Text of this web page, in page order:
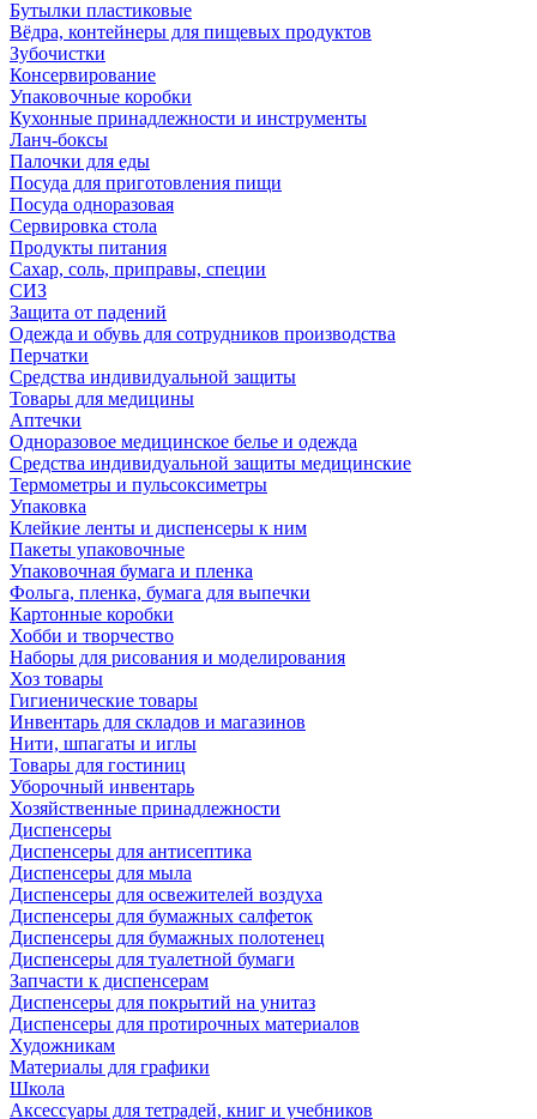
Бутылки пластиковые
Вёдра, контейнеры для пищевых продуктов
Зубочистки
Консервирование
Упаковочные коробки
Кухонные принадлежности и инструменты
Ланч-боксы
Палочки для еды
Посуда для приготовления пищи
Посуда одноразовая
Сервировка стола
Продукты питания
Сахар, соль, приправы, специи
СИЗ
Защита от падений
Одежда и обувь для сотрудников производства
Перчатки
Средства индивидуальной защиты
Товары для медицины
Аптечки
Одноразовое медицинское белье и одежда
Средства индивидуальной защиты медицинские
Термометры и пульсоксиметры
Упаковка
Клейкие ленты и диспенсеры к ним
Пакеты упаковочные
Упаковочная бумага и пленка
Фольга, пленка, бумага для выпечки
Картонные коробки
Хобби и творчество
Наборы для рисования и моделирования
Хоз товары
Гигиенические товары
Инвентарь для складов и магазинов
Нити, шпагаты и иглы
Товары для гостиниц
Уборочный инвентарь
Хозяйственные принадлежности
Диспенсеры
Диспенсеры для антисептика
Диспенсеры для мыла
Диспенсеры для освежителей воздуха
Диспенсеры для бумажных салфеток
Диспенсеры для бумажных полотенец
Диспенсеры для туалетной бумаги
Запчасти к диспенсерам
Диспенсеры для покрытий на унитаз
Диспенсеры для протирочных материалов
Художникам
Материалы для графики
Школа
Аксессуары для тетрадей, книг и учебников